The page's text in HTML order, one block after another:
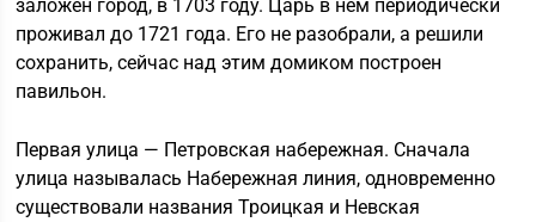
заложен город, в 1703 году. Царь в нем периодически
проживал до 1721 года. Его не разобрали, а решили
сохранить, сейчас над этим домиком построен
павильон.
Первая улица — Петровская набережная. Сначала
улица называлась Набережная линия, одновременно
существовали названия Троицкая и Невская